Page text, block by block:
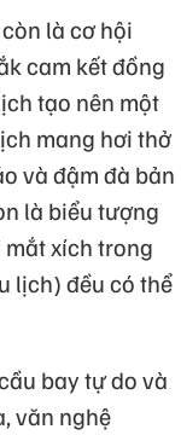
là cơ hội
cam kết đồng
tạo nên một
mang hơi thở
và đậm đà bản
là biểu tượng
xích trong
lịch) đều có thể
bay tự do và
văn nghệ